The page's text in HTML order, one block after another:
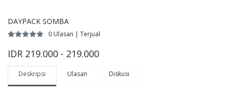
DAYPACK SOMBA
0 Ulasan | Terjual
IDR 219.000 - 219.000
Deskripsi Ulasan Diskusi